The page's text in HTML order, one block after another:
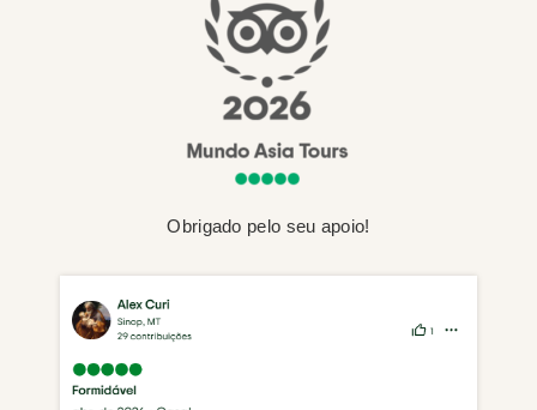
Obrigado pelo seu apoio!